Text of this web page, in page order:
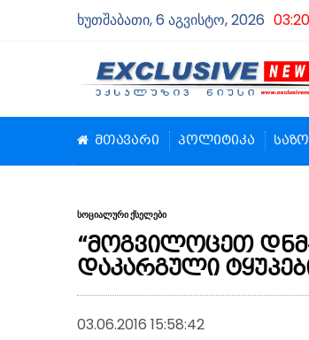
ხუთშაბათი, 6 აგვისტო, 2026
მთავარი პოლიტიკა
სოციალური ქსელები
“მოგვილოცეთ
დაკარგული
03.06.2016 15:58:42